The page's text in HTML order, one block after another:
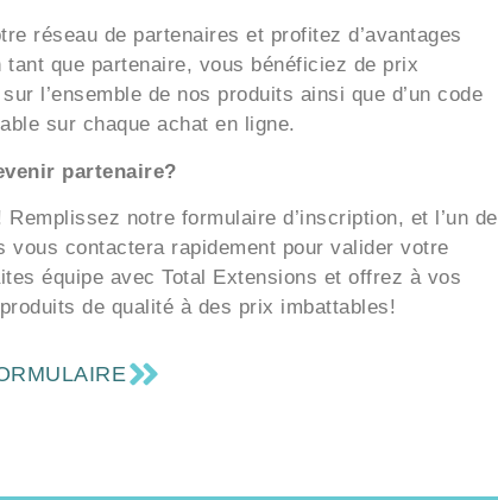
réseau de partenaires et profitez d’avantages
que partenaire, vous bénéficiez de prix
l’ensemble de nos produits ainsi que d’un code
sur chaque achat en ligne.
partenaire?
Remplissez notre formulaire d’inscription, et l’un de
vous contactera rapidement pour valider votre
équipe avec Total Extensions et offrez à vos
de qualité à des prix imbattables!